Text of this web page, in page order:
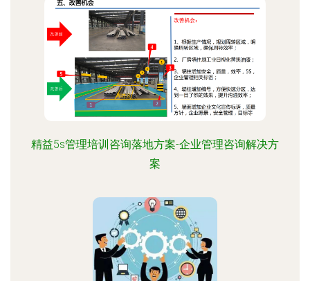
精益5s管理培训咨询落地方案-企业管理咨询解决方
案